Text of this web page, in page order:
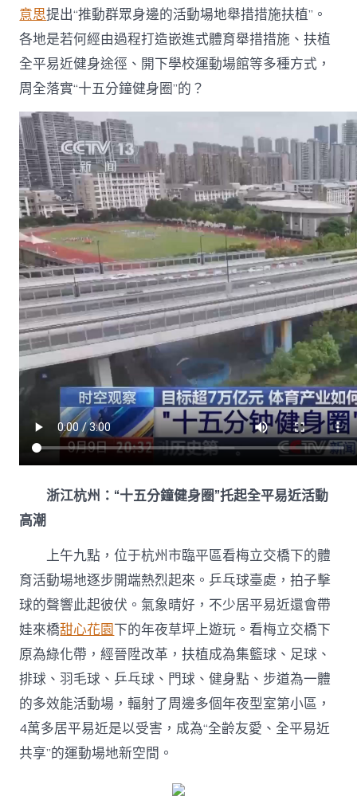
意思提出“推動群眾身邊的活動場地舉措措施扶植”。
各地是若何經由過程打造嵌進式體育舉措措施、扶植
全平易近健身途徑、開下學校運動場館等多種方式，
周全落實“十五分鐘健身圈”的？
浙江杭州：“十五分鐘健身圈”托起全平易近活動
高潮
上午九點，位于杭州市臨平區看梅立交橋下的體
育活動場地逐步開端熱烈起來。乒乓球臺處，拍子擊
球的聲響此起彼伏。氣象晴好，不少居平易近還會帶
娃來橋甜心花園下的年夜草坪上遊玩。看梅立交橋下
原為綠化帶，經晉陞改革，扶植成為集籃球、足球、
排球、羽毛球、乒乓球、門球、健身點、步道為一體
的多效能活動場，輻射了周邊多個年夜型室第小區，
4萬多居平易近是以受害，成為“全齡友愛、全平易近
共享”的運動場地新空間。